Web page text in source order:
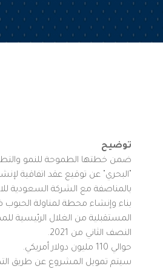
توضيح
ضمن خطتها الطموحة للنمو
"البحري" عن توقيع عقد اتفاقية
بالمناصفة مع الشركة السعودية
بناء وإنشاء محطة لمناولة الحبوب
المستقبلية من الغلال الرئيسية
النصف الثاني من 2021.
حوالي 110 مليون دولار أمريكي.
سيتم تمويل المشروع عن طريق